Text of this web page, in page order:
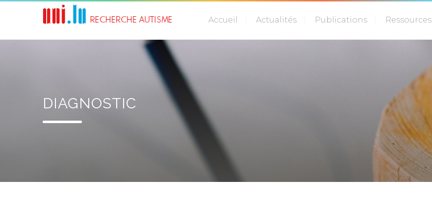
Accueil Actualités Publications Ressources
DIAGNOSTIC